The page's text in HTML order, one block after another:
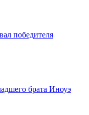
победителя
брата Иноуэ